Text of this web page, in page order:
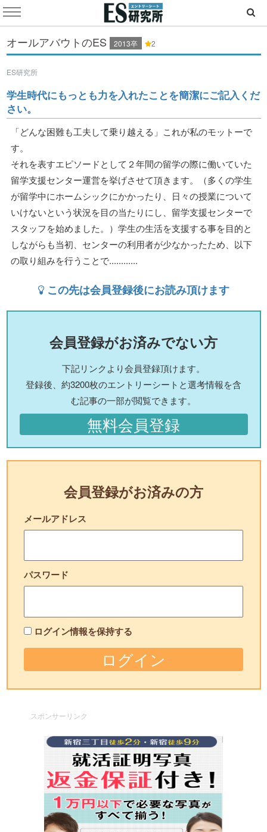
オールアバウトのES 2013卒 2
ES研究所
学生時代にもっとも力を入れたことを簡潔にご記入くだ
さい。
「どんな困難も工夫して乗り越える」これが私のモットーで
す。
それを表すエピソードとして２年間の留学の際に働いていた
留学支援センター運営を挙げさせて頂きます。（多くの学生
が留学中にホームシックにかかったり、日々の授業について
いけないという状況を目の当たりにし、留学支援センターで
スタッフを始めました。）学生の生活を支援する事を目的と
しながらも当初、センターの利用者が少なかったため、以下
の取り組みを行うことで............
この先は会員登録後にお読み頂けます
会員登録がお済みでない方
下記リンクより会員登録頂けます。
登録後、約3200枚のエントリーシートと選考情報を含
む記事の一部が閲覧できます。
無料会員登録
会員登録がお済みの方
メールアドレス
パスワード
ログイン情報を保持する
スポンサーリンク